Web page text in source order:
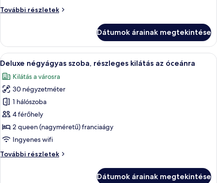
külön
a
városra
További részletek
Superior
ággyal,
kilátással
a
további
részletei
Dátumok árainak megtekintése
A
következő
szoba
összes
képének
megtekintése:
Deluxe
négyágyas
szoba,
részleges
Egy kétágyas szoba, íróasztallal,
17
Deluxe négyágyas szoba, részleges kilátás az óceánra
Kilátás a városra
30 négyzetméter
1 hálószoba
4 férőhely
2 queen (nagyméretű) franciaágy
Ingyenes wifi
További részletek
Deluxe
Dátumok árainak megtekintése